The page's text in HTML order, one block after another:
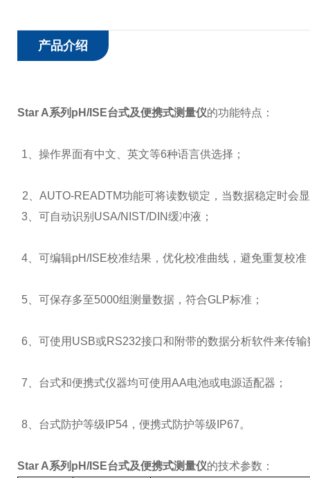
产品介绍
Star A系列pH/ISE台式及便携式测量仪的功能特点：
1 、操作界面有中文、英文等6种语言供选择；
2 、AUTO-READTM功能可将读数锁定，当数据稳定时会
3 、可自动识别USA/NIST/DIN缓冲液；
4 、可编辑pH/ISE校准结果，优化校准曲线，避免重复校准
5 、可保存多至5000组测量数据，符合GLP标准；
6 、可使用USB或RS232接口和附带的数据分析软件来传
7 、台式和便携式仪器均可使用AA电池或电源适配器；
8 、台式防护等级IP54，便携式防护等级IP67。
Star A系列pH/ISE台式及便携式测量仪的技术参数：